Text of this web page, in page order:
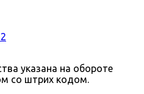
указана на обороте
со штрих кодом.